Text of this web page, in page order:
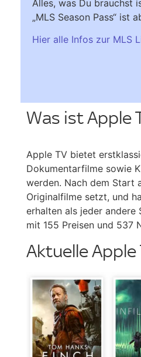
Alles, was Du brauchst
„MLS Season Pass“ ist
Hier alle Infos zur MLS
Was ist Apple
Apple TV bietet
Dokumentarfilme sowie
werden. Nach dem Start
Originalfilme setzt, und
erhalten als jeder andere
mit 155 Preisen und 537
Aktuelle Apple